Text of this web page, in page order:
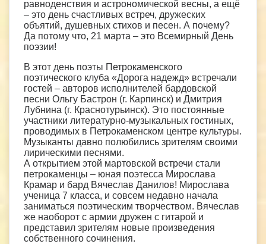
равноденствия и астрономической весны, а ещё
– это день счастливых встреч, дружеских
объятий, душевных стихов и песен. А почему?
Да потому что, 21 марта – это Всемирный День
поэзии!
В этот день поэты Петрокаменского
поэтического клуба «Дорога надежд» встречали
гостей – авторов исполнителей бардовской
песни Ольгу Бастрон (г. Карпинск) и Дмитрия
Лубнина (г. Краснотурьинск). Это постоянные
участники литературно-музыкальных гостиных,
проводимых в Петрокаменском центре культуры.
Музыканты давно полюбились зрителям своими
лирическими песнями.
А открытием этой мартовской встречи стали
петрокаменцы – юная поэтесса Мирослава
Крамар и бард Вячеслав Данилов! Мирослава
ученица 7 класса, и совсем недавно начала
заниматься поэтическим творчеством. Вячеслав
же наоборот с армии дружен с гитарой и
представил зрителям новые произведения
собственного сочинения.